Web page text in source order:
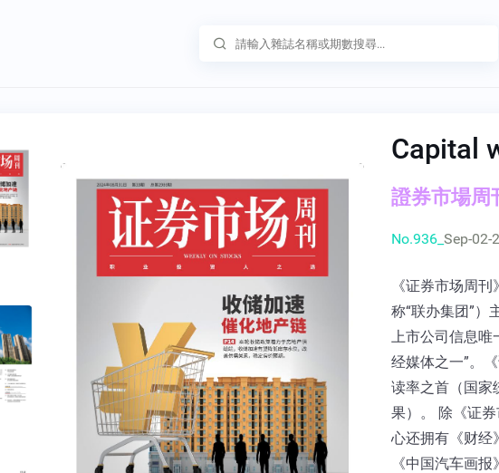
Capital
證券市場周
No.936_ Sep-02-
《证券市场周
称“联办集团”）
上市公司信息唯
经媒体之一”。
读率之首（国家
果）。 除《证
心还拥有《财经
《中国汽车画